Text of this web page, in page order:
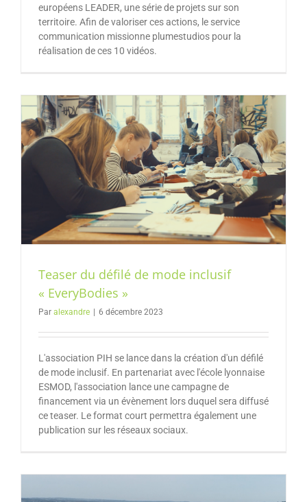
européens LEADER, une série de projets sur son
territoire. Afin de valoriser ces actions, le service
communication missionne plumestudios pour la
réalisation de ces 10 vidéos.
Teaser du défilé de mode inclusif
« EveryBodies »
Par alexandre 6 décembre 2023
L'association PIH se lance dans la création d'un défilé
de mode inclusif. En partenariat avec l'école lyonnaise
ESMOD, l'association lance une campagne de
financement via un évènement lors duquel sera diffusé
ce teaser. Le format court permettra également une
publication sur les réseaux sociaux.